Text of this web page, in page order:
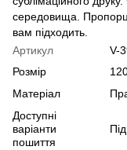
середовища.
вам підходить.
Артикул
V-
Розмір
Матеріал
Доступні
варіанти
пошиття